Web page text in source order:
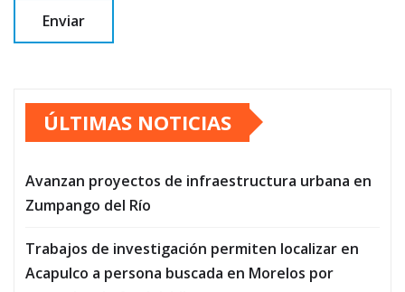
ÚLTIMAS NOTICIAS
Avanzan proyectos de infraestructura urbana en
Zumpango del Río
Trabajos de investigación permiten localizar en
Acapulco a persona buscada en Morelos por